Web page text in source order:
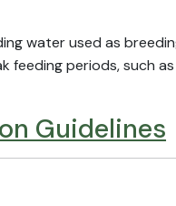
water used as
feeding periods, such
Guidelines